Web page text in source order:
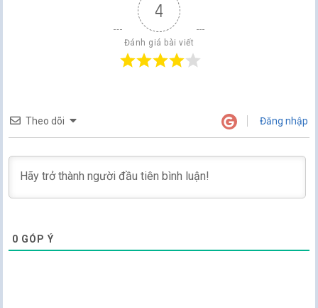
4
Đánh giá bài viết
Theo dõi Đăng nhập
0 GÓP Ý